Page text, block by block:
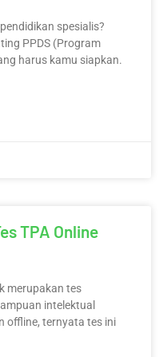
spesialis?
PPDS (Program
harus kamu siapkan.
TPA Online
merupakan tes
intelektual
offline, ternyata tes ini